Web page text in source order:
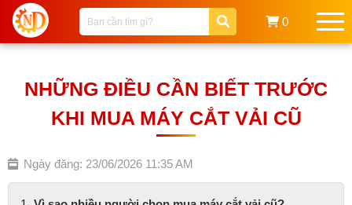
0
NHỮNG ĐIỀU CẦN BIẾT TRƯỚC
KHI MUA MÁY CẮT VẢI CŨ
Ngày đăng: 23/06/2026 11:35 AM